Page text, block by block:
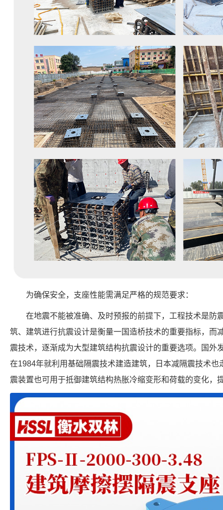
为确保安全，支座性能需满足严格的规范要求：
在地震不能被准确、及时预报的前提下，工程技术是防
筑、建筑进行抗震设计是衡量一国造桥技术的重要指标，而
震技术，逐渐成为大型建筑结构抗震设计的重要选项。国外
在1984年就利用基础隔震技术建造建筑，日本减隔震技术
震装置也可用于抵御建筑结构热胀冷缩变形和荷载的变化，